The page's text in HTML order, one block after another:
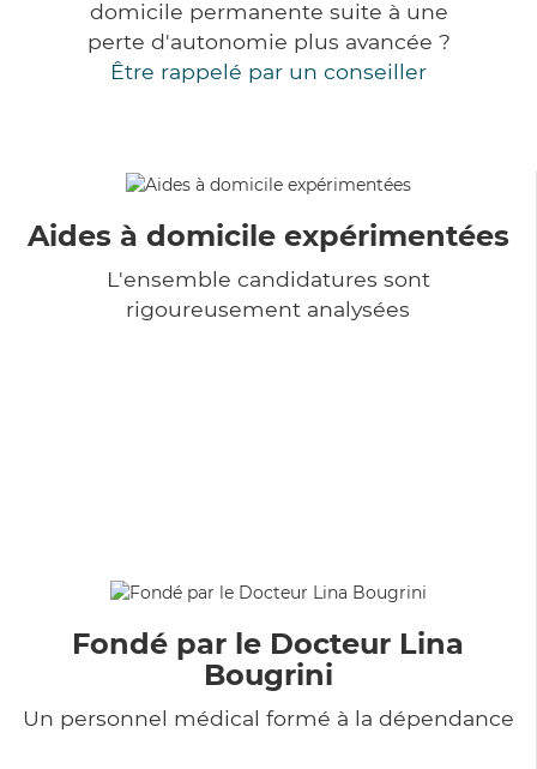
domicile permanente suite à une
perte d'autonomie plus avancée ?
Être rappelé par un conseiller
Aides à domicile expérimentées
L'ensemble candidatures sont
rigoureusement analysées
Fondé par le Docteur Lina
Bougrini
Un personnel médical formé à la dépendance